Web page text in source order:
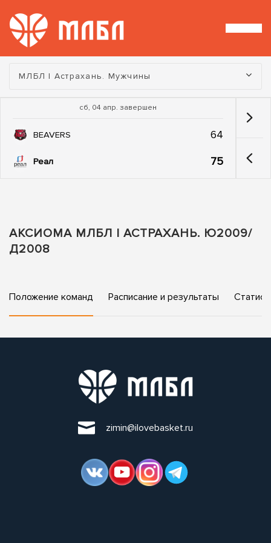
Турнир:
МЛБЛ | Астрахань. Мужчины
сб, 04 апр. завершен
BEAVERS 64
Реал 75
АКСИОМА МЛБЛ | АСТРАХАНЬ. Ю2009/
Д2008
Положение команд Расписание и результаты
zimin@ilovebasket.ru